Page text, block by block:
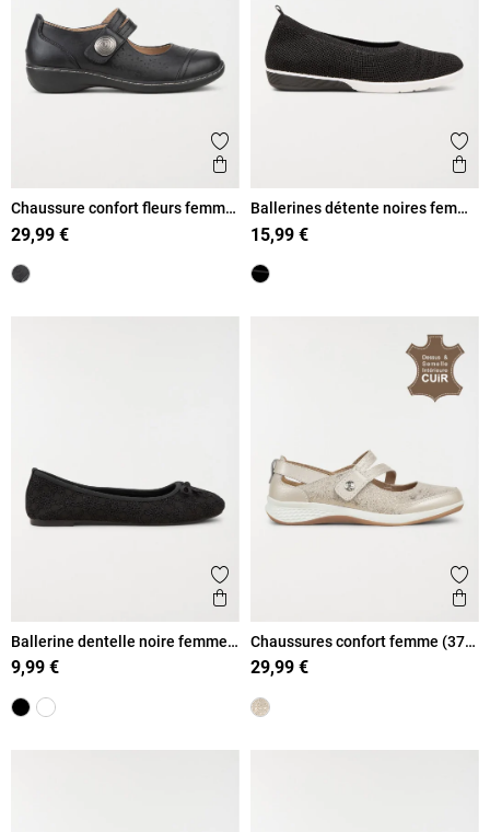
Ajouter aux favoris
Aperçu rapide
Chaussure confort fleurs femme
(36-41)
29,99 €
Ballerines détente noires femme
(37-42)
15,99 €
Ajouter aux favoris
Aperçu rapide
Ballerine dentelle noire femme
(36-41)
9,99 €
Chaussures confort femme (37-
42)
29,99 €